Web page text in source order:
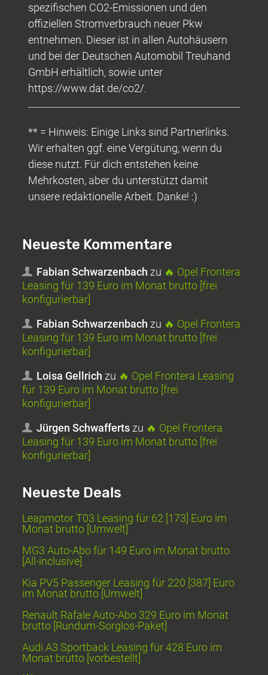
spezifischen CO2-Emissionen und den
offiziellen Stromverbrauch neuer Pkw
entnehmen. Dieser ist in allen Autohäusern
und bei der Deutschen Automobil Treuhand
GmbH erhältlich, sowie unter
https://www.dat.de/co2/.
** = Hinweis: Einige Links sind Partnerlinks.
Wir erhalten ggf. eine Vergütung, wenn du
diese nutzt. Für dich entstehen keine
Mehrkosten, aber du unterstützt damit
unsere redaktionelle Arbeit. Danke! :)
Neueste Kommentare
Fabian Schwarzenbach zu 🔥 Opel Frontera
Leasing für 139 Euro im Monat brutto [frei
konfigurierbar]
Fabian Schwarzenbach zu 🔥 Opel Frontera
Leasing für 139 Euro im Monat brutto [frei
konfigurierbar]
Loisa Gellrich zu 🔥 Opel Frontera Leasing
für 139 Euro im Monat brutto [frei
konfigurierbar]
Jürgen Schwafferts zu 🔥 Opel Frontera
Leasing für 139 Euro im Monat brutto [frei
konfigurierbar]
Neueste Deals
Leapmotor T03 Leasing für 62 [173] Euro im
Monat brutto [Umwelt]
MG3 Auto-Abo für 149 Euro im Monat brutto
[All-inclusive]
Kia PV5 Passenger Leasing für 220 [387] Euro
im Monat brutto [Umwelt]
Renault Rafale Auto-Abo 329 Euro im Monat
brutto [Rundum-Sorglos-Paket]
Audi A3 Sportback Leasing für 428 Euro im
Monat brutto [vorbestellt]